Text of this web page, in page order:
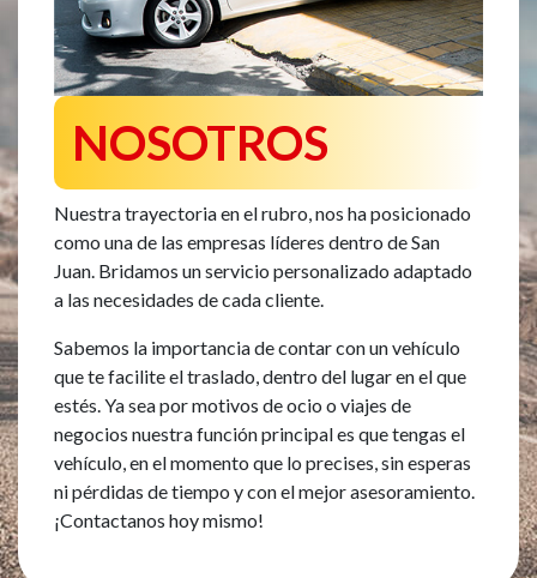
NOSOTROS
Nuestra trayectoria en el rubro, nos ha posicionado
como una de las empresas líderes dentro de San
Juan. Bridamos un servicio personalizado adaptado
a las necesidades de cada cliente.
Sabemos la importancia de contar con un vehículo
que te facilite el traslado, dentro del lugar en el que
estés. Ya sea por motivos de ocio o viajes de
negocios nuestra función principal es que tengas el
vehículo, en el momento que lo precises, sin esperas
ni pérdidas de tiempo y con el mejor asesoramiento.
¡Contactanos hoy mismo!